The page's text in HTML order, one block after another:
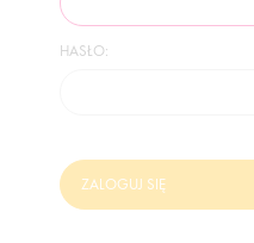
HASŁO:
ZALOGUJ SIĘ